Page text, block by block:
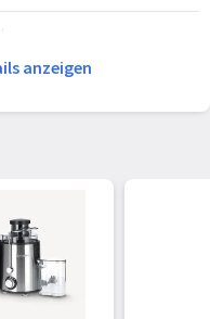
anzeigen